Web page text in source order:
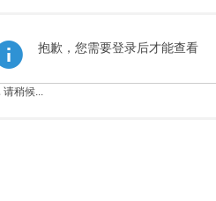
抱歉，您需要登录后才能查看
请稍候...